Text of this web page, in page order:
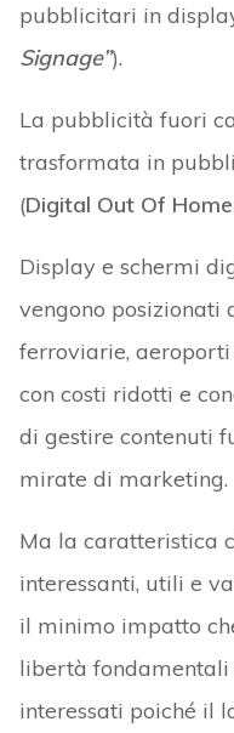
pubblicitari in
Signage”).
La pubblicità fuori
trasformata in
(Digital Out Of
Display e schermi
vengono posizionati
ferroviarie,
con costi ridotti e
di gestire contenuti
mirate di marketing.
Ma la caratteristica
interessanti, utili e
il minimo impatto
libertà
interessati poiché il